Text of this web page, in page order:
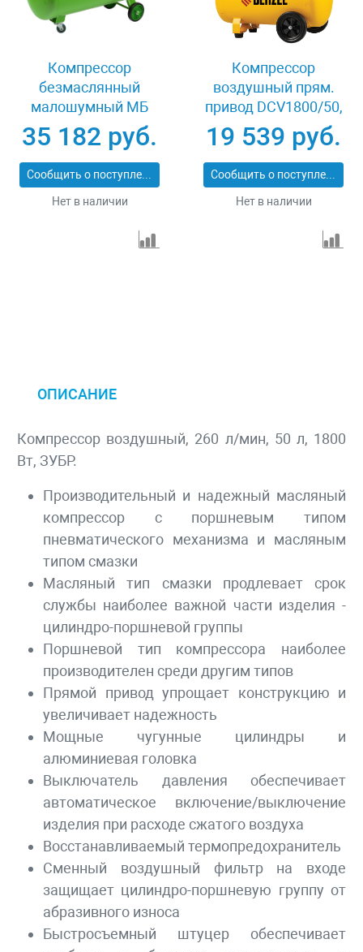
Компрессор
безмаслянный
малошумный МБ
2250/100, 2250 Вт,
100л, 400 л/мин
Сибртех 58008
35 182 руб.
Сообщить о поступлении
Нет в наличии
Компрессор
воздушный прям.
привод DCV1800/50,
1,8 кВт, 50 литров,
320 л/мин Denzel
58168
19 539 руб.
Сообщить о поступлении
Нет в наличии
ОПИСАНИЕ
Компрессор воздушный, 260 л/мин, 50 л, 1800
Вт, ЗУБР.
Производительный и надежный масляный
компрессор с поршневым типом
пневматического механизма и масляным
типом смазки
Масляный тип смазки продлевает срок
службы наиболее важной части изделия -
цилиндро-поршневой группы
Поршневой тип компрессора наиболее
производителен среди другим типов
Прямой привод упрощает конструкцию и
увеличивает надежность
Мощные чугунные цилиндры и
алюминиевая головка
Выключатель давления обеспечивает
автоматическое включение/выключение
изделия при расходе сжатого воздуха
Восстанавливаемый термопредохранитель
Сменный воздушный фильтр на входе
защищает цилиндро-поршневую группу от
абразивного износа
Быстросъемный штуцер обеспечивает